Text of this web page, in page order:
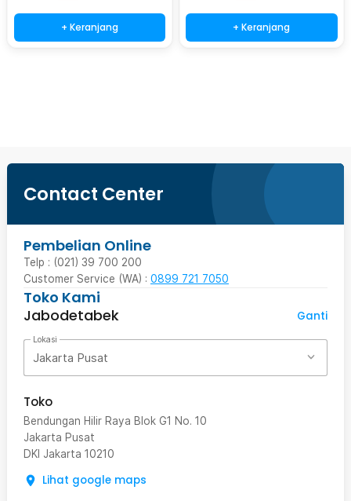
+ Keranjang + Keranjang
Contact Center
Pembelian Online
Telp : (021) 39 700 200
Customer Service (WA) : 0899 721 7050
Toko Kami
Jabodetabek
Ganti
Lokasi
Jakarta Pusat
Toko
Bendungan Hilir Raya Blok G1 No. 10
Jakarta Pusat
DKI Jakarta 10210
Lihat google maps